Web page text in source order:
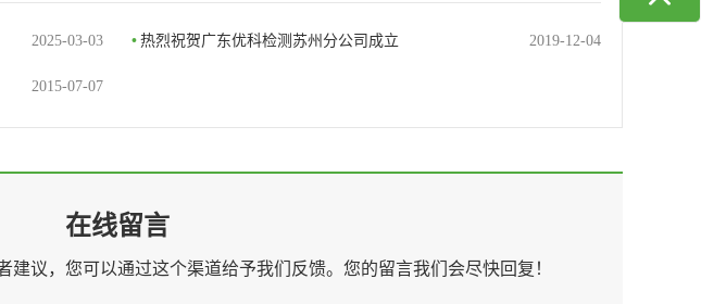
2025-03-03 • 2019-12-04
热烈祝贺广东优科检测苏州分公司成立
2015-07-07
在线留言
议，您可以通过这个渠道给予我们反馈。您的留言我们会尽快回复！